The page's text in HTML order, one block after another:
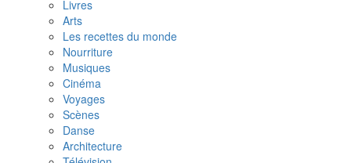
Livres
Arts
Les recettes du monde
Nourriture
Musiques
Cinéma
Voyages
Scènes
Danse
Architecture